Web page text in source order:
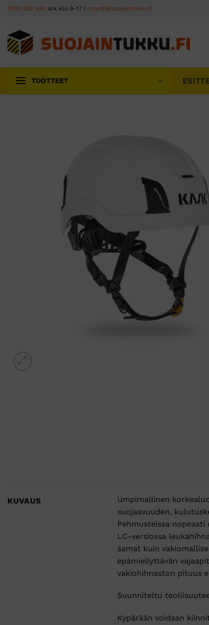
Skip
content
0400 600 484 ark klo 9-17 | myynti@suojaintukku.fi
TUOTTEET
KUVAUS
Umpimallinen
suojaavuuden,
Pehmusteissa
LC-versiossa
samat kuin
epämiellyttävän
vakiohihnaston pituus
Suunniteltu
Kypärään voidaan